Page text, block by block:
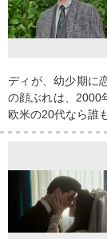
ディが、幼少期に
の顔ぶれは、2000
欧米の20代なら誰